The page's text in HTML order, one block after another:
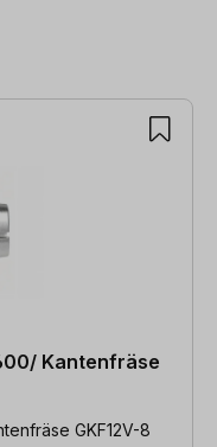
Kantenfräse
GKF12V-8